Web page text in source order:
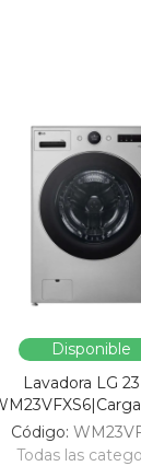
Disponible
Lavadora LG
Código:
Todas las